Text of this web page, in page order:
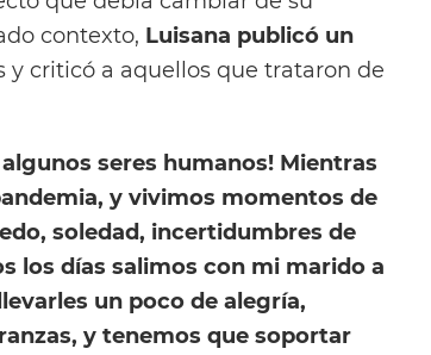
contexto, Luisana publicó un
y criticó a aquellos que trataron de
seres humanos! Mientras
y vivimos momentos de
soledad, incertidumbres de
los días salimos con mi marido a
un poco de alegría,
y tenemos que soportar